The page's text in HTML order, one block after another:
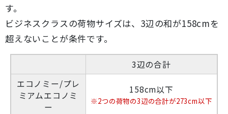
す。
ビジネスクラスの荷物サイズは、3辺の和が158cmを
超えないことが条件です。
3辺の合計
エコノミー/プレ
ミアムエコノミ
ー
158cm以下
※2つの荷物の3辺の合計が273cm以下